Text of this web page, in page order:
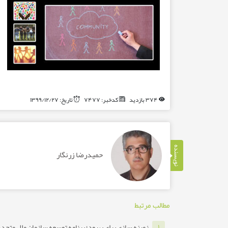
کدخبر: ۷۴۷۷ تاریخ: ۱۳۹۹/۱۲/۲۷
نویسنده حمیدرضا زرنگار
مطالب مرتبط